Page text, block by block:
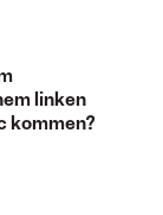
linken
kommen?